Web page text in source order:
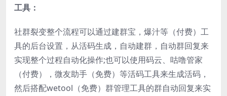
工具：
社群裂变整个流程可以通过建群宝，爆汁等（付费）工
具的后台设置，从活码生成，自动建群，自动群回复来
实现整个过程自动化操作;也可以使用码云、咕噜管家
（付费），微友助手（免费）等活码工具来生成活码，
然后搭配wetool（免费）群管理工具的群自动回复来实